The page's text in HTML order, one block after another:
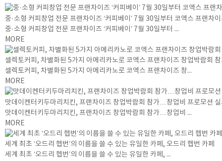
중·소형 커피창업 전문 프랜차이즈 ‘커피베이’ 7월 30일부터 코엑스 프랜차
중·소형 커피창업 전문 프랜차이즈 ‘커피베이’ 7월 30일부터 ...
MORE
셀렉토커피, 차별화된 5가지 아메리카노로 코엑스 프랜차이즈 창업박람회
셀렉토커피, 차별화된 5가지 아메리카노로 코엑스 프랜차이즈 창...
MORE
맛데이켄터키두마리치킨, 프랜차이즈 창업박람회 참가…창업비 프로모션
맛데이켄터키두마리치킨, 프랜차이즈 창업박람회 참가…창업비 ...
MORE
세계 최초 ‘오드리 헵번’의 이름을 쓸 수 있는 유일한 카페, 오드리 헵번 카페
세계 최초 ‘오드리 헵번’의 이름을 쓸 수 있는 유일한 카페, ...